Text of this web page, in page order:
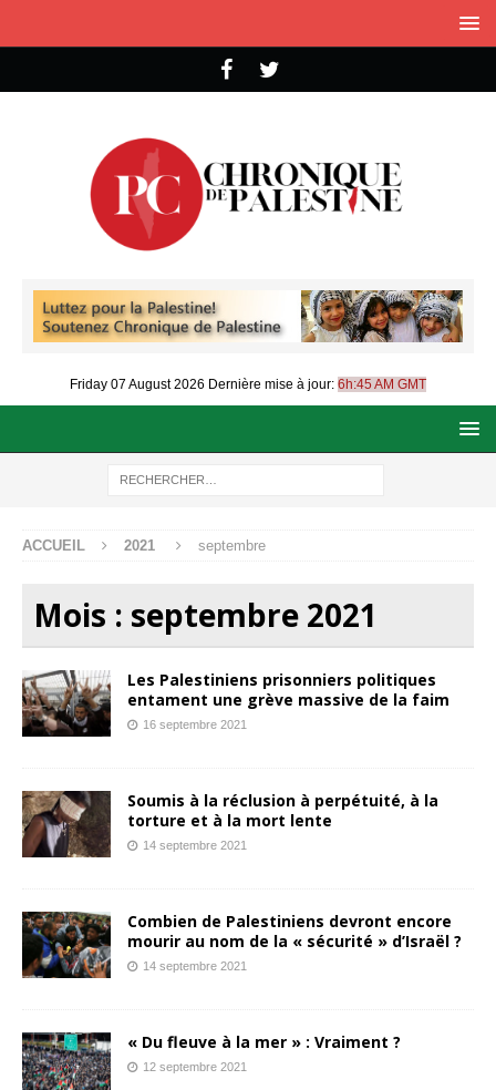
Friday 07 August 2026 Dernière mise à jour: 6h:45 AM GMT
ACCUEIL 2021 septembre
Mois : septembre 2021
Les Palestiniens prisonniers politiques
entament une grève massive de la faim
16 septembre 2021
Soumis à la réclusion à perpétuité, à la
torture et à la mort lente
14 septembre 2021
Combien de Palestiniens devront encore
mourir au nom de la « sécurité » d’Israël ?
14 septembre 2021
« Du fleuve à la mer » : Vraiment ?
12 septembre 2021